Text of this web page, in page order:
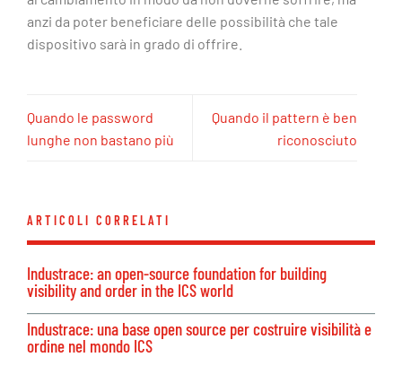
anzi da poter beneficiare delle possibilità che tale
dispositivo sarà in grado di offrire.
Quando le password
lunghe non bastano più
Quando il pattern è ben
riconosciuto
ARTICOLI CORRELATI
Industrace: an open-source foundation for building
visibility and order in the ICS world
Industrace: una base open source per costruire visibilità e
ordine nel mondo ICS